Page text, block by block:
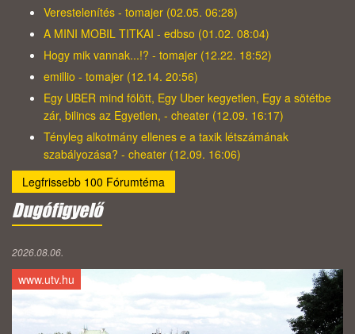
Verestelenítés - tomajer (02.05. 06:28)
A MINI MOBIL TITKAI - edbso (01.02. 08:04)
Hogy mik vannak...!? - tomajer (12.22. 18:52)
emillio - tomajer (12.14. 20:56)
Egy UBER mind fölött, Egy Uber kegyetlen, Egy a sötétbe
zár, bilincs az Egyetlen, - cheater (12.09. 16:17)
Tényleg alkotmány ellenes e a taxik létszámának
szabályozása? - cheater (12.09. 16:06)
Legfrissebb 100 Fórumtéma
Dugófigyelő
2026.08.06.
www.utv.hu